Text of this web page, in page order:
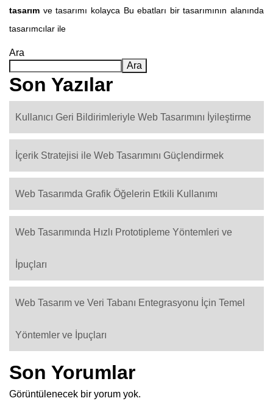
tasarım ve tasarımı kolayca Bu ebatları bir tasarımının alanında
tasarımcılar ile
Ara
Ara
Son Yazılar
Kullanıcı Geri Bildirimleriyle Web Tasarımını İyileştirme
İçerik Stratejisi ile Web Tasarımını Güçlendirmek
Web Tasarımda Grafik Öğelerin Etkili Kullanımı
Web Tasarımında Hızlı Prototipleme Yöntemleri ve
İpuçları
Web Tasarım ve Veri Tabanı Entegrasyonu İçin Temel
Yöntemler ve İpuçları
Son Yorumlar
Görüntülenecek bir yorum yok.